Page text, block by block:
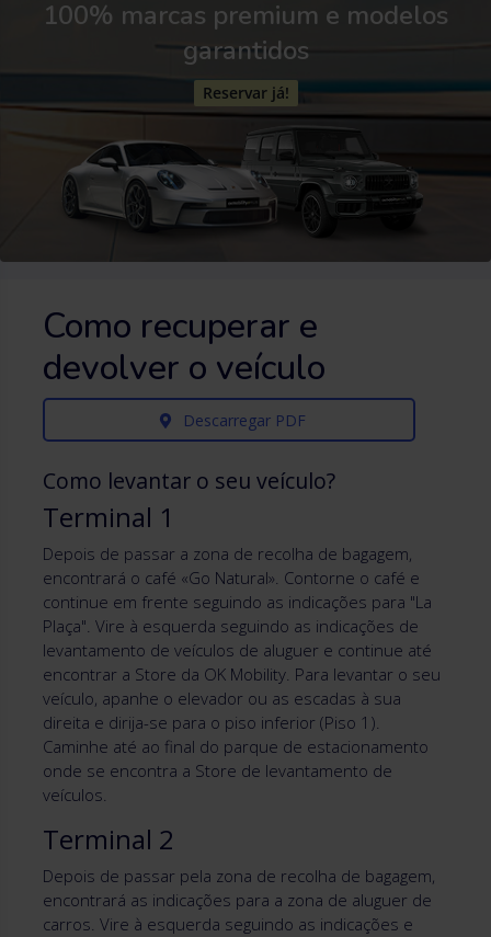
100% marcas premium e modelos
garantidos
Reservar já!
Como recuperar e
devolver o veículo
Descarregar PDF
Como levantar o seu veículo?
Terminal 1
Depois de passar a zona de recolha de bagagem,
encontrará o café «Go Natural». Contorne o café e
continue em frente seguindo as indicações para "La
Plaça". Vire à esquerda seguindo as indicações de
levantamento de veículos de aluguer e continue até
encontrar a Store da OK Mobility. Para levantar o seu
veículo, apanhe o elevador ou as escadas à sua
direita e dirija-se para o piso inferior (Piso 1).
Caminhe até ao final do parque de estacionamento
onde se encontra a Store de levantamento de
veículos.
Terminal 2
Depois de passar pela zona de recolha de bagagem,
encontrará as indicações para a zona de aluguer de
carros. Vire à esquerda seguindo as indicações e